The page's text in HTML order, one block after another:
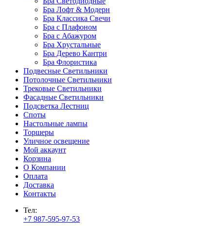
Бра Лофт & Модерн
Бра Классика Свечи
Бра с Плафоном
Бра с Абажуром
Бра Хрустальные
Бра Дерево Кантри
Бра Флористика
Подвесные Светильники
Потолочные Светильники
Трековые Светильники
Фасадные Светильники
Подсветка Лестниц
Споты
Настольные лампы
Торшеры
Уличное освещение
Мой аккаунт
Корзина
О Компании
Оплата
Доставка
Контакты
Тел:
+7 987-595-97-53